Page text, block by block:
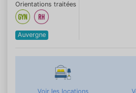
Orientations traitées
Auvergne
Voir les locations